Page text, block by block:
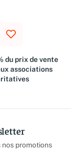
du prix de vente
associations
nos promotions